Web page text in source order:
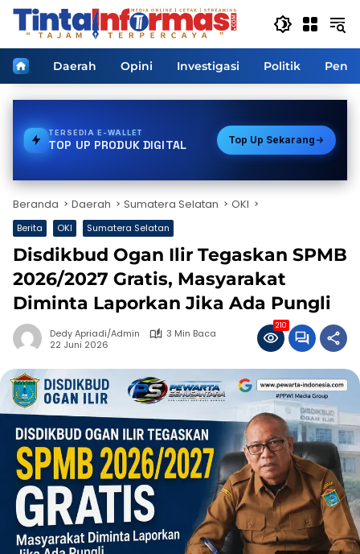
Langsung
HomeDaerah Opini Investigasi Politik
TERSEDIATOKEN PLN
TOP UP PRODUK DIGITAL Top Up Sekarang
Beranda Daerah Sumatera Selatan OKI
Berita OKI Sumatera Selatan
Disdikbud Ogan Ilir Tegaskan SPMB
2026/2027 Gratis, Masyarakat
Diminta Laporkan Jika Ada Pungli
Dedy Apriadi/Admin
3 Min Baca
22 Juni 2026
210